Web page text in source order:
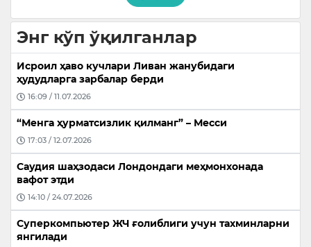
Энг кўп ўқилганлар
Исроил ҳаво кучлари Ливан жанубидаги
ҳудудларга зарбалар берди
16:09 / 11.07.2026
“Менга ҳурматсизлик қилманг” – Месси
17:03 / 12.07.2026
Саудия шаҳзодаси Лондондаги меҳмонхонада
вафот этди
14:10 / 24.07.2026
Суперкомпьютер ЖЧ ғолиблиги учун тахминларни
янгилади